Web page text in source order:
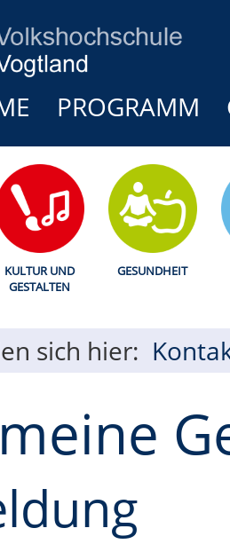
PROGRAMM
KULTUR UND
GESTALTEN
GESUNDHEIT
sich hier: